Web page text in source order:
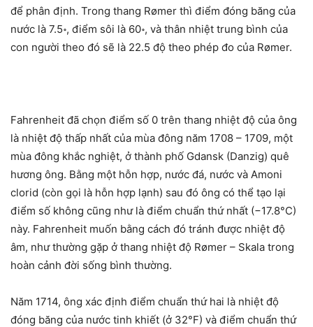
để phân định. Trong thang Rømer thì điểm đóng băng của
nước là 7.5॰, điểm sôi là 60॰, và thân nhiệt trung bình của
con người theo đó sẽ là 22.5 độ theo phép đo của Rømer.
Fahrenheit đã chọn điểm số 0 trên thang nhiệt độ của ông
là nhiệt độ thấp nhất của mùa đông năm 1708 – 1709, một
mùa đông khắc nghiệt, ở thành phố Gdansk (Danzig) quê
hương ông. Bằng một hỗn hợp, nước đá, nước và Amoni
clorid (còn gọi là hỗn hợp lạnh) sau đó ông có thể tạo lại
điểm số không cũng như là điểm chuẩn thứ nhất (−17.8°C)
này. Fahrenheit muốn bằng cách đó tránh được nhiệt độ
âm, như thường gặp ở thang nhiệt độ Rømer – Skala trong
hoàn cảnh đời sống bình thường.
Năm 1714, ông xác định điểm chuẩn thứ hai là nhiệt độ
đóng băng của nước tinh khiết (ở 32°F) và điểm chuẩn thứ